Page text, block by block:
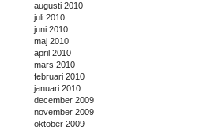
augusti 2010
juli 2010
juni 2010
maj 2010
april 2010
mars 2010
februari 2010
januari 2010
december 2009
november 2009
oktober 2009